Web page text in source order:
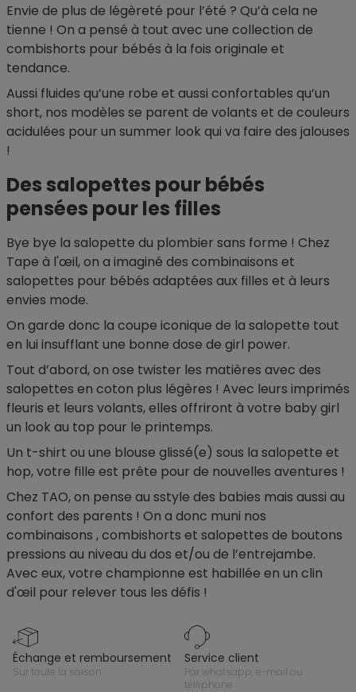
Envie de plus de légèreté pour l’été ? Qu’à cela ne
tienne ! On a pensé à tout avec une collection de
combishorts pour bébés à la fois originale et
tendance.
Aussi fluides qu’une robe et aussi confortables qu’un
short, nos modèles se parent de volants et de couleurs
acidulées pour un summer look qui va faire des jalouses
!
Des salopettes pour bébés
pensées pour les filles
Bye bye la salopette du plombier sans forme ! Chez
Tape à l'œil, on a imaginé des combinaisons et
salopettes pour bébés adaptées aux filles et à leurs
envies mode.
On garde donc la coupe iconique de la salopette tout
en lui insufflant une bonne dose de girl power.
Tout d’abord, on ose twister les matières avec des
salopettes en coton plus légères ! Avec leurs imprimés
fleuris et leurs volants, elles offriront à votre baby girl
un look au top pour le printemps.
Un t-shirt ou une blouse glissé(e) sous la salopette et
hop, votre fille est prête pour de nouvelles aventures !
Chez TAO, on pense au sstyle des babies mais aussi au
confort des parents ! On a donc muni nos
combinaisons , combishorts et salopettes de boutons
pressions au niveau du dos et/ou de l’entrejambe.
Avec eux, votre championne est habillée en un clin
d'œil pour relever tous les défis !
échange et remboursement
sur toute la saison
service client
par whatsapp, e-mail ou
téléphone